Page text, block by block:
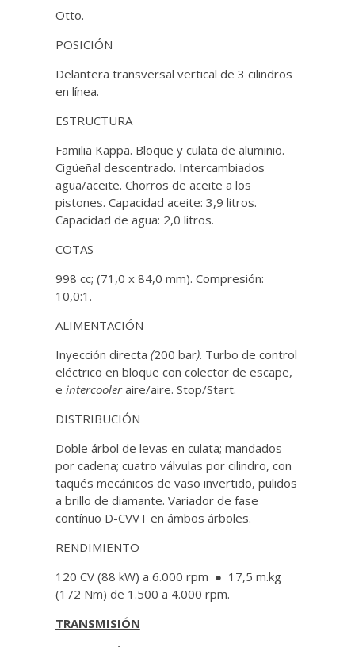
Otto.
POSICIÓN
Delantera transversal vertical de 3 cilindros
en línea.
ESTRUCTURA
Familia Kappa. Bloque y culata de aluminio.
Cigüeñal descentrado. Intercambiados
agua/aceite. Chorros de aceite a los
pistones. Capacidad aceite: 3,9 litros.
Capacidad de agua: 2,0 litros.
COTAS
998 cc; (71,0 x 84,0 mm). Compresión:
10,0:1.
ALIMENTACIÓN
Inyección directa (200 bar). Turbo de control
eléctrico en bloque con colector de escape,
e intercooleraire/aire. Stop/Start.
DISTRIBUCIÓN
Doble árbol de levas en culata; mandados
por cadena; cuatro válvulas por cilindro, con
taqués mecánicos de vaso invertido, pulidos
a brillo de diamante. Variador de fase
contínuo D-CVVT en ámbos árboles.
RENDIMIENTO
120 CV (88 kW) a 6.000 rpm ● 17,5 m.kg
(172 Nm) de 1.500 a 4.000 rpm.
TRANSMISIÓN